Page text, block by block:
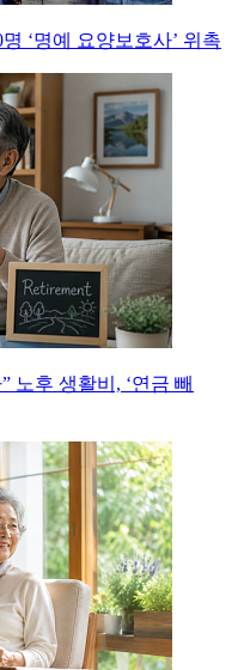
‘명예 요양보호사’ 위촉
노후 생활비, ‘연금 빼